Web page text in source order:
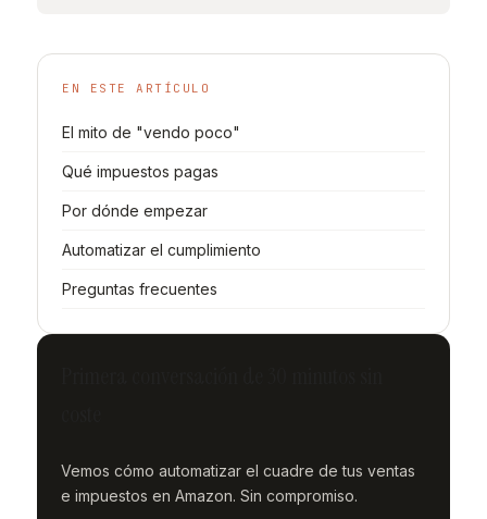
EN ESTE ARTÍCULO
El mito de "vendo poco"
Qué impuestos pagas
Por dónde empezar
Automatizar el cumplimiento
Preguntas frecuentes
Vemos cómo automatizar el cuadre de tus ventas
e impuestos en Amazon. Sin compromiso.